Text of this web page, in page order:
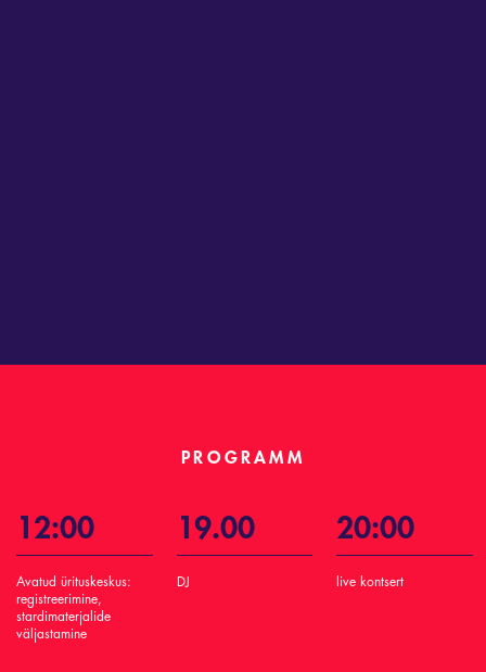
PROGRAMM
12:00
Avatud ürituskeskus:
registreerimine,
stardimaterjalide
väljastamine
19.00
DJ
20:00
live kontsert